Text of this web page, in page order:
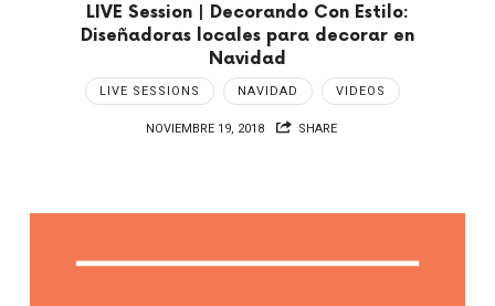
LIVE Session | Decorando Con Estilo:
Diseñadoras locales para decorar en
Navidad
LIVE SESSIONS NAVIDAD VIDEOS
NOVIEMBRE 19, 2018 SHARE